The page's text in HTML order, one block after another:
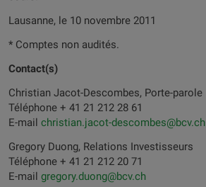
Lausanne, le 10 novembre 2011
* Comptes non audités.
Contact(s)
Christian Jacot-Descombes, Porte-parole
Téléphone + 41 21 212 28 61
E-mail christian.jacot-descombes@bcv.ch
Gregory Duong, Relations Investisseurs
Téléphone + 41 21 212 20 71
E-mail gregory.duong@bcv.ch